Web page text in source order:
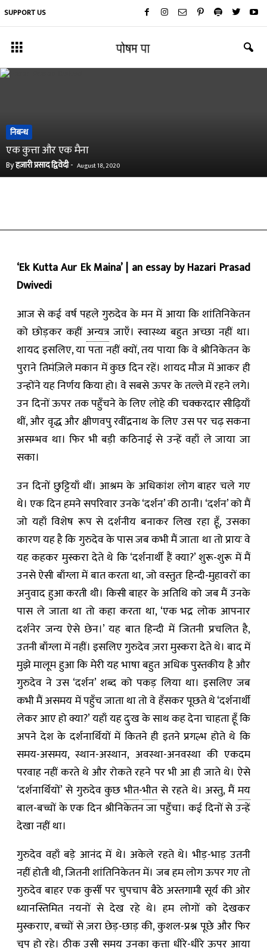
SUPPORT US
निबन्ध
एक कुत्ता और एक मैना
Byहज़ारी प्रसाद द्विवेदी- August 18, 2020
‘Ek Kutta Aur Ek Maina’ | an essay by Hazari Prasad
Dwivedi
आज से कई वर्ष पहले गुरुदेव के मन में आया कि शांतिनिकेतन
को छोड़कर कहीं अन्यत्रजाएँ। स्वास्थ्य बहुत अच्छा नहीं था।
शायद इसलिए, या पता नहीं क्यों, तय पाया कि वे श्रीनिकेतन के
पुराने तिमंज़िले मकान में कुछ दिन रहें। शायद मौज में आकर ही
उन्होंने यह निर्णय किया हो। वे सबसे ऊपर के तल्ले में रहने लगे।
उन दिनों ऊपर तक पहुँचने के लिए लोहे की चक्करदार सीढ़ियाँ
थीं, और वृद्ध और क्षीणवपु रवींद्रनाथ के लिए उस पर चढ़ सकना
असम्भव था। फिर भी बड़ी कठिनाई से उन्हें वहाँ ले जाया जा
सका।
उन दिनों छुट्टियाँ थीं। आश्रम के अधिकांश लोग बाहर चले गए
थे। एक दिन हमने सपरिवार उनके ‘दर्शन’ की ठानी। ‘दर्शन’ को मैं
जो यहाँ विशेष रूप से दर्शनीय बनाकर लिख रहा हूँ, उसका
कारण यह है कि गुरुदेव के पास जब कभी मैं जाता था तो प्रायः वे
यह कहकर मुस्करा देते थे कि ‘दर्शनार्थी हैं क्या?’ शुरू-शुरू में मैं
उनसे ऐसी बाँग्ला में बात करता था, जो वस्तुतः हिन्दी-मुहावरों का
अनुवाद हुआ करती थी। किसी बाहर के अतिथि को जब मैं उनके
पास ले जाता था तो कहा करता था, ‘एक भद्र लोक आपनार
दर्शनेर जन्य ऐसे छेन।’ यह बात हिन्दी में जितनी प्रचलित है,
उतनी बाँग्ला में नहीं। इसलिए गुरुदेव ज़रा मुस्करा देते थे। बाद में
मुझे मालूम हुआ कि मेरी यह भाषा बहुत अधिक पुस्तकीय है और
गुरुदेव ने उस ‘दर्शन’ शब्द को पकड़ लिया था। इसलिए जब
कभी मैं असमय में पहुँच जाता था तो वे हँसकर पूछते थे ‘दर्शनार्थी
लेकर आए हो क्या?’ यहाँ यह दुःख के साथ कह देना चाहता हूँ कि
अपने देश के दर्शनार्थियों में कितने ही इतने प्रगल्भ होते थे कि
समय-असमय, स्थान-अस्थान, अवस्था-अनवस्था की एकदम
परवाह नहीं करते थे और रोकते रहने पर भी आ ही जाते थे। ऐसे
‘दर्शनार्थियों’ से गुरुदेव कुछभीत-भीत से रहते थे। अस्तु, मैंमय
बाल-बच्चों के एक दिन श्रीनिकेतन जा पहुँचा। कई दिनों से उन्हें
देखा नहीं था।
गुरुदेव वहाँ बड़े आनंद में थे। अकेले रहते थे। भीड़-भाड़ उतनी
नहीं होती थी, जितनी शांतिनिकेतन में। जब हम लोग ऊपर गए तो
गुरुदेव बाहर एक कुर्सी पर चुपचाप बैठे अस्तगामी सूर्य की ओर
ध्यानस्तिमित नयनों से देख रहे थे। हम लोगों को देखकर
मुस्कराए, बच्चों से ज़रा छेड़-छाड़ की, कुशल-प्रश्न पूछे और फिर
चुप हो रहे। ठीक उसी समय उनका कुत्ता धीरे-धीरे ऊपर आया